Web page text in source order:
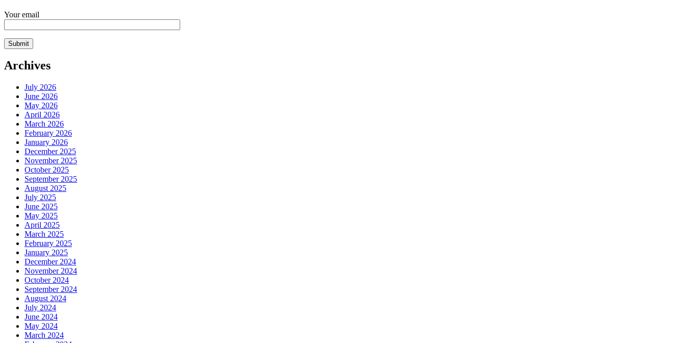
Your email
Archives
July 2026
June 2026
May 2026
April 2026
March 2026
February 2026
January 2026
December 2025
November 2025
October 2025
September 2025
August 2025
July 2025
June 2025
May 2025
April 2025
March 2025
February 2025
January 2025
December 2024
November 2024
October 2024
September 2024
August 2024
July 2024
June 2024
May 2024
March 2024